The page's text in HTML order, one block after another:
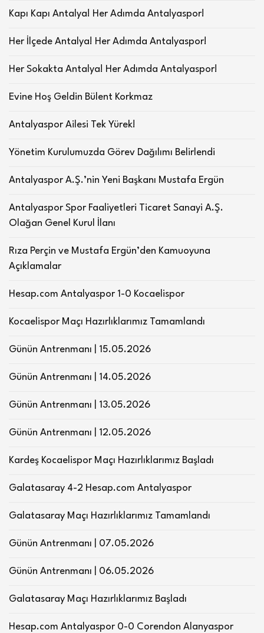
Kapı Kapı Antalya! Her Adımda Antalyaspor!
Her İlçede Antalya! Her Adımda Antalyaspor!
Her Sokakta Antalya! Her Adımda Antalyaspor!
Evine Hoş Geldin Bülent Korkmaz
Antalyaspor Ailesi Tek Yürek!
Yönetim Kurulumuzda Görev Dağılımı Belirlendi
Antalyaspor A.Ş.’nin Yeni Başkanı Mustafa Ergün
Antalyaspor Spor Faaliyetleri Ticaret Sanayi A.Ş.
Olağan Genel Kurul İlanı
Rıza Perçin ve Mustafa Ergün’den Kamuoyuna
Açıklamalar
Hesap.com Antalyaspor 1-0 Kocaelispor
Kocaelispor Maçı Hazırlıklarımız Tamamlandı
Günün Antrenmanı | 15.05.2026
Günün Antrenmanı | 14.05.2026
Günün Antrenmanı | 13.05.2026
Günün Antrenmanı | 12.05.2026
Kardeş Kocaelispor Maçı Hazırlıklarımız Başladı
Galatasaray 4-2 Hesap.com Antalyaspor
Galatasaray Maçı Hazırlıklarımız Tamamlandı
Günün Antrenmanı | 07.05.2026
Günün Antrenmanı | 06.05.2026
Galatasaray Maçı Hazırlıklarımız Başladı
Hesap.com Antalyaspor 0-0 Corendon Alanyaspor